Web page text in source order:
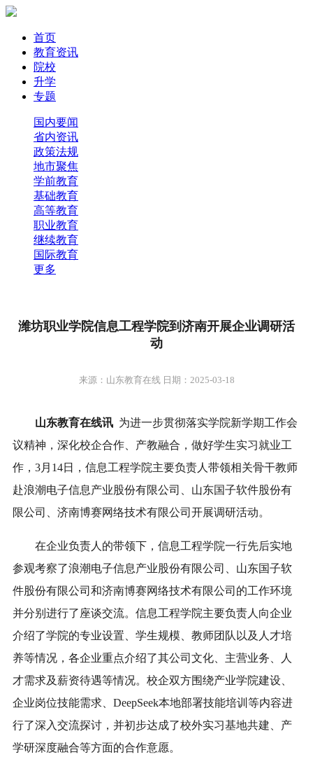
首页
教育资讯
院校
升学
专题
国内要闻
省内资讯
政策法规
地市聚焦
学前教育
基础教育
高等教育
职业教育
继续教育
国际教育
更多
潍坊职业学院信息工程学院到济南开展企业调研活
动
来源：山东教育在线 日期：2025-03-18
山东教育在线讯 为进一步贯彻落实学院新学期工作会
议精神，深化校企合作、产教融合，做好学生实习就业工
作，3月14日，信息工程学院主要负责人带领相关骨干教师
赴浪潮电子信息产业股份有限公司、山东国子软件股份有
限公司、济南博赛网络技术有限公司开展调研活动。
在企业负责人的带领下，信息工程学院一行先后实地
参观考察了浪潮电子信息产业股份有限公司、山东国子软
件股份有限公司和济南博赛网络技术有限公司的工作环境
并分别进行了座谈交流。信息工程学院主要负责人向企业
介绍了学院的专业设置、学生规模、教师团队以及人才培
养等情况，各企业重点介绍了其公司文化、主营业务、人
才需求及薪资待遇等情况。校企双方围绕产业学院建设、
企业岗位技能需求、DeepSeek本地部署技能培训等内容进
行了深入交流探讨，并初步达成了校外实习基地共建、产
学研深度融合等方面的合作意愿。